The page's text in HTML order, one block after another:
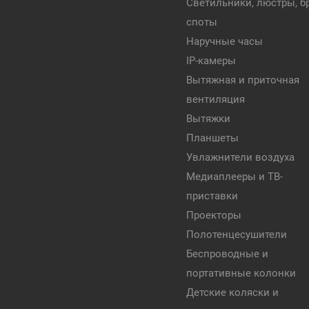
Светильники, люстры,
споты
Наручные часы
IP-камеры
Вытяжная и приточная
вентиляция
Вытяжки
Планшеты
Увлажнители воздуха
Медиаплееры и ТВ-
приставки
Проекторы
Полотенцесушители
Беспроводные и
портативные колонки
Детские коляски и